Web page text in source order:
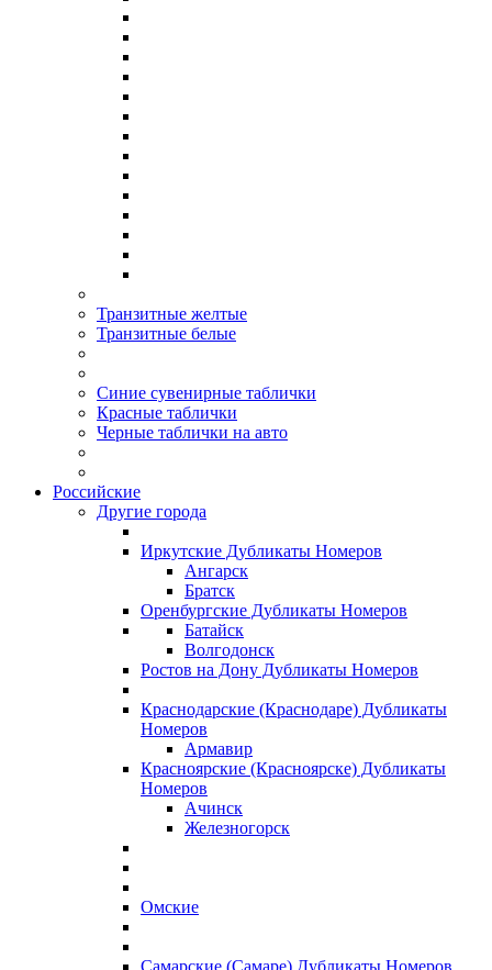
Транзитные желтые
Транзитные белые
Синие сувенирные таблички
Красные таблички
Черные таблички на авто
Российские
Другие города
Иркутские Дубликаты Номеров
Ангарск
Братск
Оренбургские Дубликаты Номеров
Батайск
Волгодонск
Ростов на Дону Дубликаты Номеров
Краснодарские (Краснодаре) Дубликаты
Номеров
Армавир
Красноярские (Красноярске) Дубликаты
Номеров
Ачинск
Железногорск
Омские
Самарские (Самаре) Дубликаты Номеров